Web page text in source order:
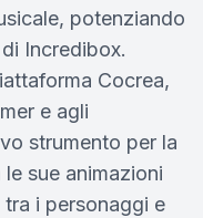
potenziando
Incredibox.
Cocrea,
e agli
strumento per la
sue animazioni
i personaggi e